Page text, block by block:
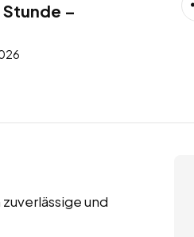
–
und